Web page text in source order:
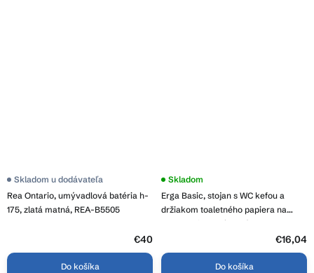
Rea Ontario, umývadlová batéria h-
175, zlatá matná, REA-B5505
Skladom u dodávateľa
€40
Do košíka
Erga Basic, stojan s WC kefou a
držiakom toaletného papiera na
postavenie, chrómová, ERG-02477
Priemerné
produktu
je
Skladom
€16,04
Do košíka